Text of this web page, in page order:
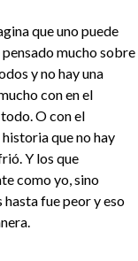
que uno puede
pensado mucho sobre
y no hay una
con en el
O con el
que no hay
Y los que
como yo, sino
fue peor y eso